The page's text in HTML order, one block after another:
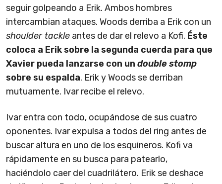
seguir golpeando a Erik. Ambos hombres
intercambian ataques. Woods derriba a Erik con un
shoulder tackle antes de dar el relevo a Kofi. Éste
coloca a Erik sobre la segunda cuerda para que
Xavier pueda lanzarse con un double stomp
sobre su espalda. Erik y Woods se derriban
mutuamente. Ivar recibe el relevo.
Ivar entra con todo, ocupándose de sus cuatro
oponentes. Ivar expulsa a todos del ring antes de
buscar altura en uno de los esquineros. Kofi va
rápidamente en su busca para patearlo,
haciéndolo caer del cuadrilátero. Erik se deshace